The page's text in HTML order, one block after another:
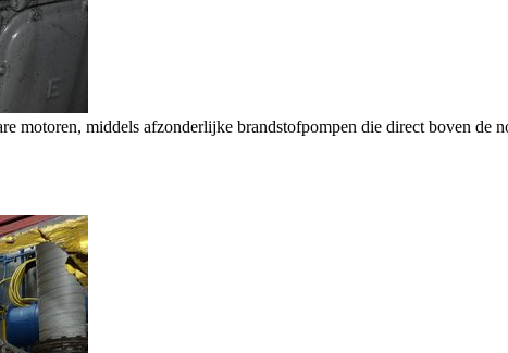
motoren, middels afzonderlijke brandstofpompen die direct boven de